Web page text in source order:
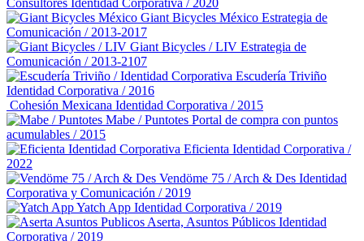
Consultores Identidad Corporativa / 2020
Giant Bicycles México Estrategia de
Comunicación / 2013-2017
Giant Bicycles / LIV Estrategia de
Comunicación / 2013-2107
Escudería Triviño
Identidad Corporativa / 2016
Cohesión Mexicana Identidad Corporativa / 2015
Mabe / Puntotes Portal de compra con puntos
acumulables / 2015
Eficienta Identidad Corporativa /
2022
Vendöme 75 / Arch & Des Identidad
Corporativa y Comunicación / 2019
Yatch App Identidad Corporativa / 2019
Aserta, Asuntos Públicos Identidad
Corporativa / 2019